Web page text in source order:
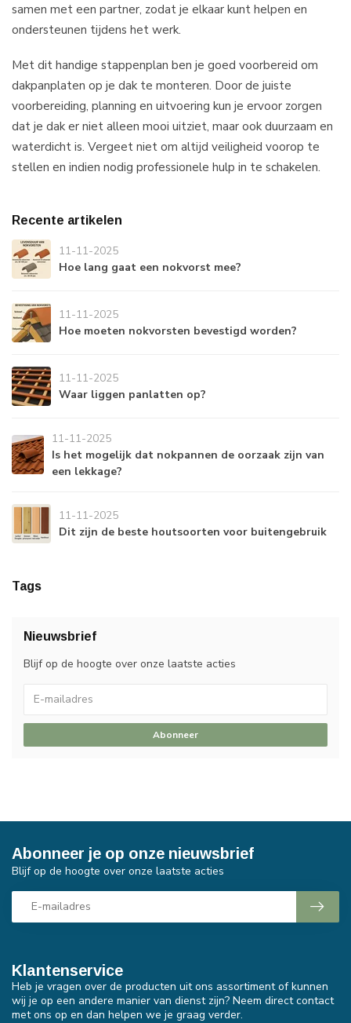
samen met een partner, zodat je elkaar kunt helpen en
ondersteunen tijdens het werk.
Met dit handige stappenplan ben je goed voorbereid om
dakpanplaten op je dak te monteren. Door de juiste
voorbereiding, planning en uitvoering kun je ervoor zorgen
dat je dak er niet alleen mooi uitziet, maar ook duurzaam en
waterdicht is. Vergeet niet om altijd veiligheid voorop te
stellen en indien nodig professionele hulp in te schakelen.
Recente artikelen
11-11-2025
Hoe lang gaat een nokvorst mee?
11-11-2025
Hoe moeten nokvorsten bevestigd worden?
11-11-2025
Waar liggen panlatten op?
11-11-2025
Is het mogelijk dat nokpannen de oorzaak zijn van
een lekkage?
11-11-2025
Dit zijn de beste houtsoorten voor buitengebruik
Tags
Nieuwsbrief
Blijf op de hoogte over onze laatste acties
Abonneer
Klantenservice
Heb je vragen over de producten uit ons assortiment of kunnen
wij je op een andere manier van dienst zijn? Neem direct contact
met ons op en dan helpen we je graag verder.
Abonneer je op onze nieuwsbrief
Blijf op de hoogte over onze laatste acties